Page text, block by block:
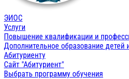
ЭИОС
Услуги
Повышение квалификации и
Дополнительное образование детей
Абитуриенту
Сайт "Абитуриент"
Выбрать программу обучения